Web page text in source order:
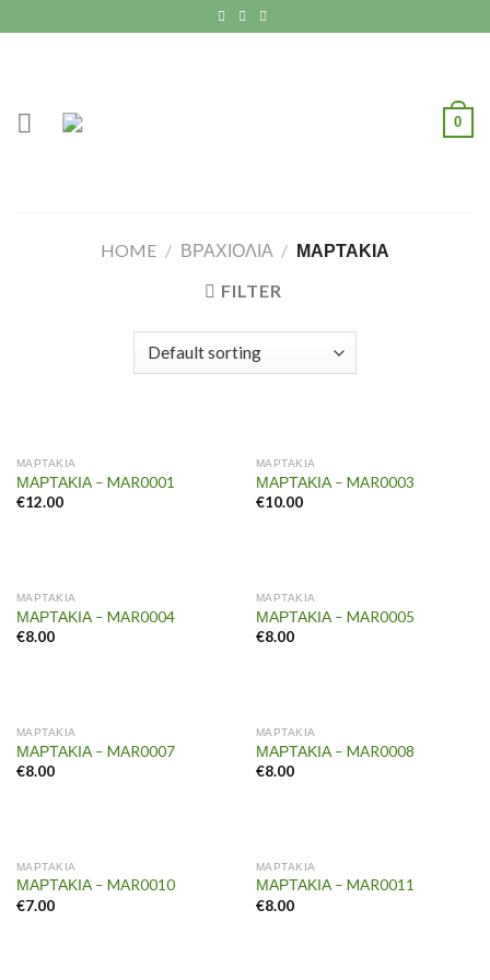
to
0
HOME / ΒΡΑΧΙΟΛΙΑ / ΜΑΡΤΑΚΙΑ
FILTER
ΜΑΡΤΑΚΙΑ
ΜΑΡΤΑΚΙΑ – MAR0001
€12.00
OUT OF STOCK
ΜΑΡΤΑΚΙΑ
ΜΑΡΤΑΚΙΑ – MAR0003
€10.00
ΜΑΡΤΑΚΙΑ
ΜΑΡΤΑΚΙΑ – MAR0004
€8.00
ΜΑΡΤΑΚΙΑ
ΜΑΡΤΑΚΙΑ – MAR0005
€8.00
ΜΑΡΤΑΚΙΑ
ΜΑΡΤΑΚΙΑ – MAR0007
€8.00
ΜΑΡΤΑΚΙΑ
ΜΑΡΤΑΚΙΑ – MAR0008
€8.00
ΜΑΡΤΑΚΙΑ
ΜΑΡΤΑΚΙΑ – MAR0010
€7.00
ΜΑΡΤΑΚΙΑ
ΜΑΡΤΑΚΙΑ – MAR0011
€8.00